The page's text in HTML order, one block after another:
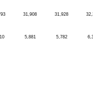
31,908 31,928
5,881 5,782